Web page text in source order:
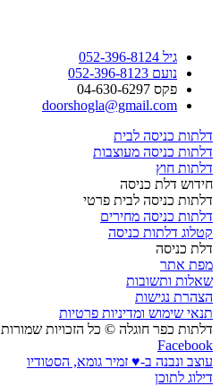
גיל 052-396-8124
נועם 052-396-8123
פקס 04-630-6297
doorshogla@gmail.com
דלתות כניסה לבית
דלתות כניסה מעוצבות
דלתות חוץ
חידוש דלת כניסה
דלתות כניסה לבית פרטי
דלתות כניסה מחירים
קטלוג דלתות כניסה
דלת כניסה
מפת אתר
שאלות ותשובות
הצהרת נגישות
תנאי שימוש ומדיניות פרטיות
דלתות כפר חוגלה © כל הזכויות שמורות
Facebook
עוצב ונבנה ב-♥︎ זמיר גומא, הסטודיו
דילוג לתוכן